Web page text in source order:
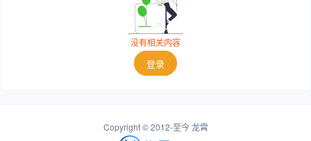
没有相关内容
登录
Copyright © 2012-至今龙霄